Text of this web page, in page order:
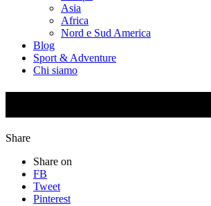
Asia
Africa
Nord e Sud America
Blog
Sport & Adventure
Chi siamo
Share
Share on
FB
Tweet
Pinterest